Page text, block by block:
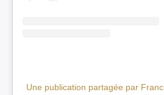
Une publication partagée par